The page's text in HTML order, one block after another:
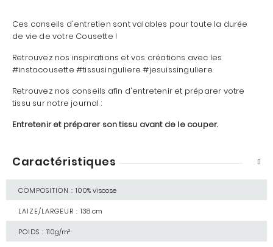
Ces conseils d'entretien sont valables pour toute la durée
de vie de votre Cousette !
Retrouvez nos inspirations et vos créations avec les
#instacousette #tissusinguliere #jesuissinguliere
Retrouvez nos conseils afin d'entretenir et préparer votre
tissu sur notre journal :
Entretenir et préparer son tissu avant de le couper.
Caractéristiques
COMPOSITION : 100% viscose
LAIZE/LARGEUR : 138 cm
POIDS : 110g/m²